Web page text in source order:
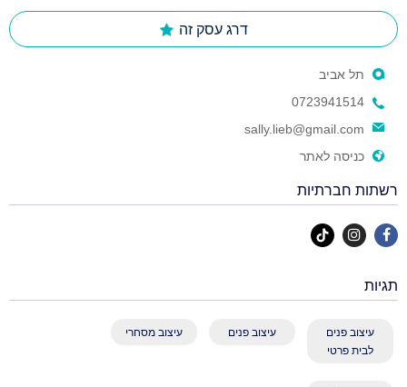
דרג עסק זה
תל אביב
0723941514
sally.lieb@gmail.com
כניסה לאתר
רשתות חברתיות
תגיות
עיצוב פנים
לבית פרטי
עיצוב פנים עיצוב מסחרי